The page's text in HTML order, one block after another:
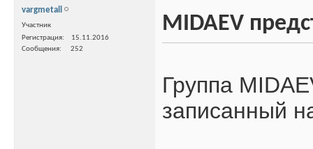
vargmetall
Участник
Регистрация
15.11.2016
Сообщения
252
MIDAEV
Группа
записанный